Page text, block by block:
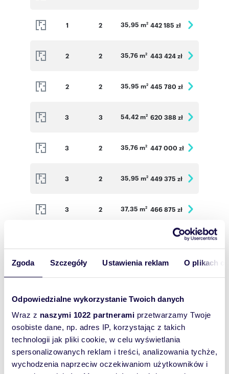
Zgoda Szczegóły Ustawienia reklam O plikach
Odpowiedzialne wykorzystanie Twoich danych
Wraz z naszymi 1022 partnerami przetwarzamy Twoje
osobiste dane, np. adres IP, korzystając z takich
technologii jak pliki cookie, w celu wyświetlania
spersonalizowanych reklam i treści, analizowania tychże,
wychodzenia naprzeciw oczekiwaniom użytkowników i
1 2 35,95 m2 442 185 zł
2 2 35,76 m2 443 424 zł
2 2 35,95 m2 445 780 zł
3 3 54,42 m2 620 388 zł
3 2 35,76 m2 447 000 zł
3 2 35,95 m2 449 375 zł
3 2 37,35 m2 466 875 zł
625 830 zł
4 2 39,98 m2 487 756 zł
4 2 35,95 m2 452 970 zł
4 2 37,35 m 470 610 zł